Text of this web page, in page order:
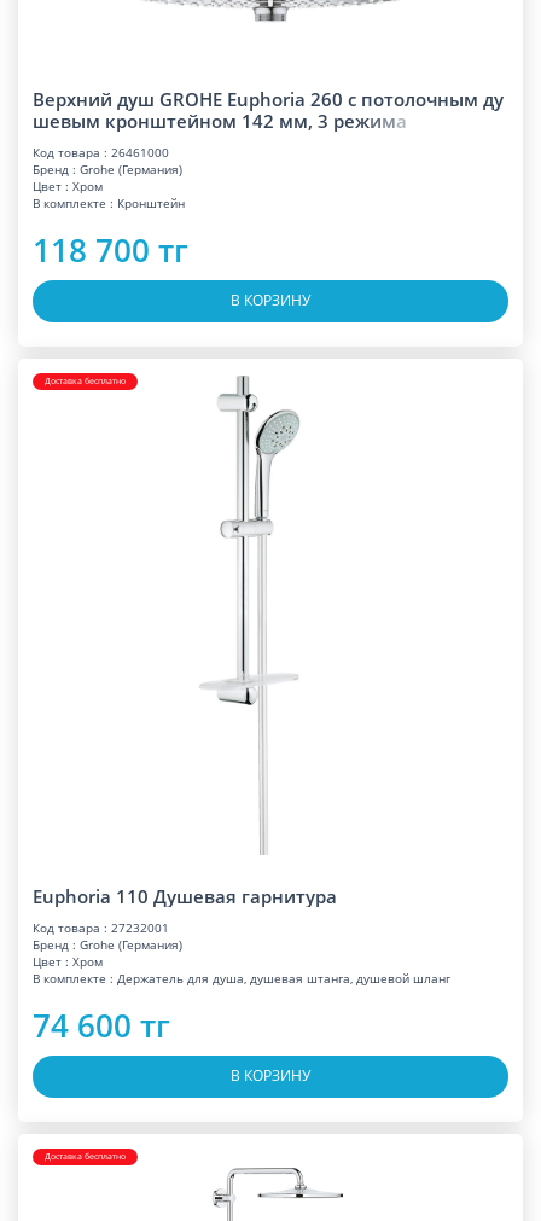
Верхний душ GROHE Euphoria 260 с потолочным ду
шевым кронштейном 142 мм, 3 режима
Код товара : 26461000
Бренд : Grohe (Германия)
Цвет : Хром
В комплекте : Кронштейн
118 700 тг
В КОРЗИНУ
Доставка бесплатно
Euphoria 110 Душевая гарнитура
Код товара : 27232001
Бренд : Grohe (Германия)
Цвет : Хром
В комплекте : Держатель для душа, душевая штанга, душевой шланг
74 600 тг
В КОРЗИНУ
Доставка бесплатно